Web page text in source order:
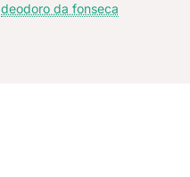
deodoro da fonseca